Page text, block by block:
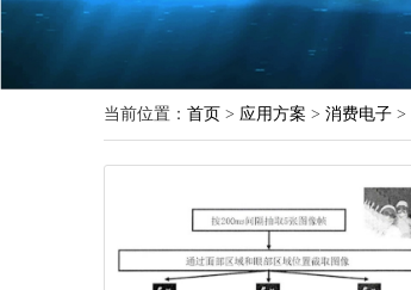
当前位置： 首页 > 应用方案 > 消费电子 >